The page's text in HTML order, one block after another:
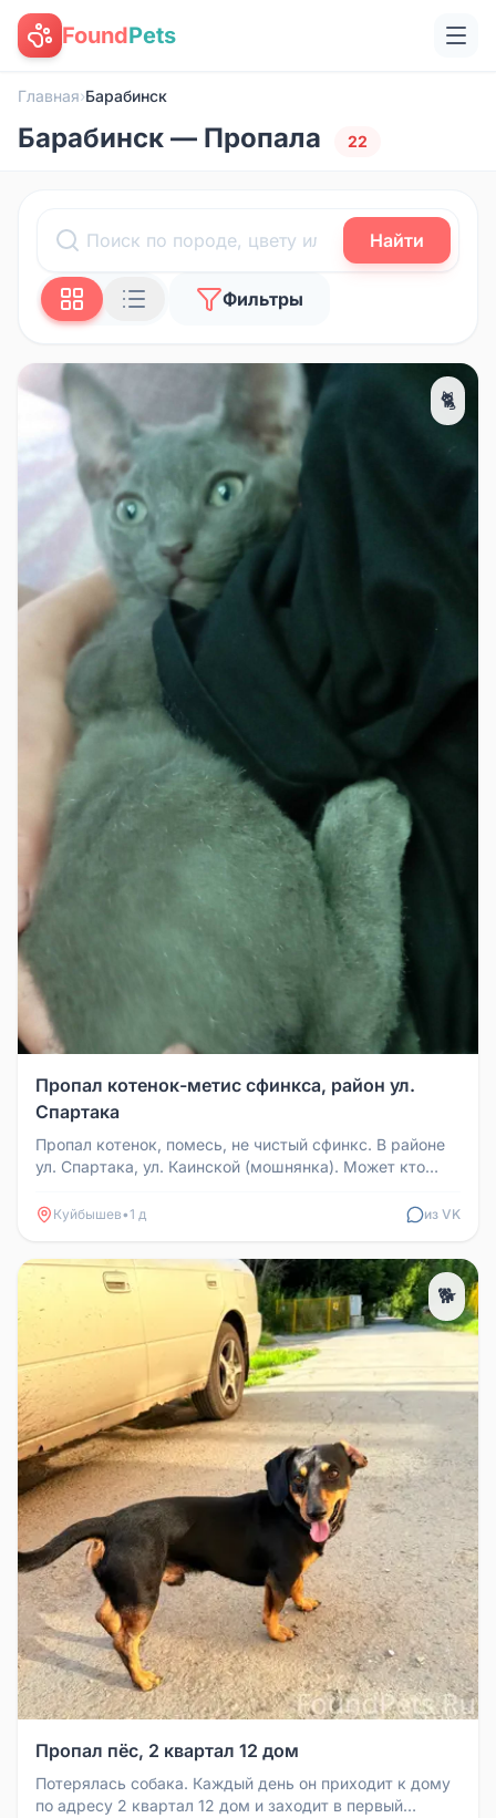
FoundPets
Главная›Барабинск
Барабинск — Пропала 22
Найти
Фильтры
🐈
Пропал котенок-метис сфинкса, район ул.
Спартака
Пропал котенок, помесь, не чистый сфинкс. В районе
ул. Спартака, ул. Каинской (мошнянка). Может кто
Куйбышев•1 д из VK
🐕
Пропал пёс, 2 квартал 12 дом
Потерялась собака. Каждый день он приходит к дому
по адресу 2 квартал 12 дом и заходит в первый